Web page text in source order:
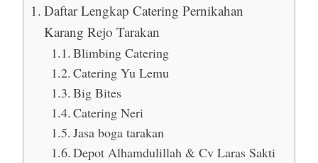
Daftar Lengkap Catering Pernikahan
Karang Rejo Tarakan
Blimbing Catering
Catering Yu Lemu
Big Bites
Catering Neri
Jasa boga tarakan
Depot Alhamdulillah & Cv Laras Sakti